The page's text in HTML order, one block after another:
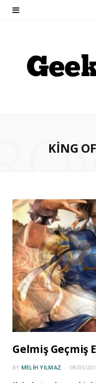
KING
Gelmiş Geçmiş
BY MELIH YILMAZ 08/05/